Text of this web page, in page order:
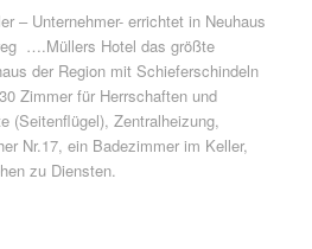
– Unternehmer- errichtet in Neuhaus
….Müllers Hotel das größte
der Region mit Schieferschindeln
Zimmer für Herrschaften und
(Seitenflügel), Zentralheizung,
Nr.17, ein Badezimmer im Keller,
zu Diensten.